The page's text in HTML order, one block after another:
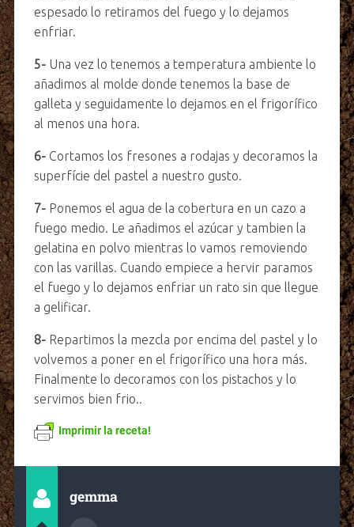
espesado lo retiramos del fuego y lo dejamos
enfriar.
5-Una vez lo tenemos a temperatura ambiente lo
añadimos al molde donde tenemos la base de
galleta y seguidamente lo dejamos en el frigorífico
al menos una hora.
6- Cortamos los fresones a rodajas y decoramos la
superfície del pastel a nuestro gusto.
7- Ponemos el agua de la cobertura en un cazo a
fuego medio. Le añadimos el azúcar y tambien la
gelatina en polvo mientras lo vamos removiendo
con las varillas. Cuando empiece a hervir paramos
el fuego y lo dejamos enfriar un rato sin que llegue
a gelificar.
8- Repartimos la mezcla por encima del pastel y lo
volvemos a poner en el frigorífico una hora más.
Finalmente lo decoramos con los pistachos y lo
servimos bien frio..
Imprimir la receta!
gemma